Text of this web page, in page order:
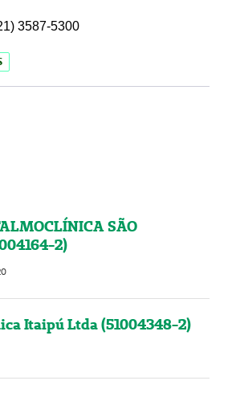
3587-5300
SÃO
2)
Itaipú Ltda (51004348-2)